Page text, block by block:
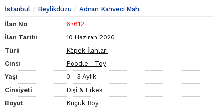
İstanbul Beylikdüzü Adnan Kahveci Mah.
İlan No
67612
İlan Tarihi
10 Haziran 2026
Türü
Köpek İlanları
Cinsi
Poodle - Toy
Yaşı
0 - 3 Aylık
Cinsiyeti
Dişi & Erkek
Boyut
Küçük Boy